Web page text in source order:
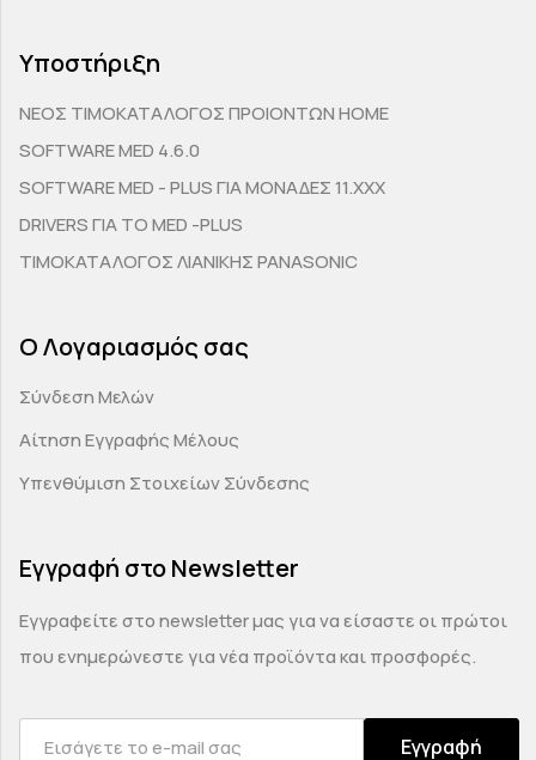
Υποστήριξη
ΝΕΟΣ ΤΙΜΟΚΑΤΑΛΟΓΟΣ ΠΡΟΙΟΝΤΩΝ HOME
SOFTWARE MED 4.6.0
SOFTWARE MED - PLUS ΓΙΑ ΜΟΝΑΔΕΣ 11.ΧΧΧ
DRIVERS ΓΙΑ ΤΟ MED -PLUS
ΤΙΜΟΚΑΤΑΛΟΓΟΣ ΛΙΑΝΙΚΗΣ PANASONIC
Ο Λογαριασμός σας
Σύνδεση Μελών
Αίτηση Εγγραφής Μέλους
Υπενθύμιση Στοιχείων Σύνδεσης
Εγγραφή στο Newsletter
Εγγραφείτε στο newsletter μας για να είσαστε οι πρώτοι
που ενημερώνεστε για νέα προϊόντα και προσφορές.
Εγγραφή